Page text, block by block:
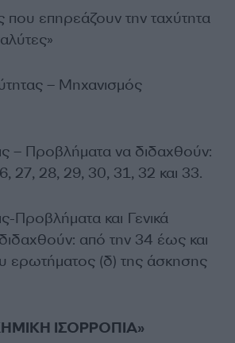
που επηρεάζουν την ταχύτητα
– Μηχανισμός
– Προβλήματα να διδαχθούν:
27, 28, 29, 30, 31, 32 και 33.
Προβλήματα και Γενικά
από την 34 έως και
ερωτήματος (δ) της άσκησης
ΙΣΟΡΡΟΠΙΑ»